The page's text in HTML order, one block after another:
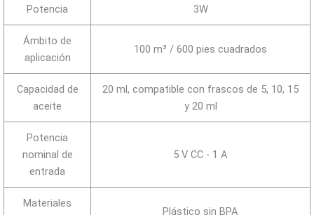
Potencia 3W
Ámbito de
aplicación
100 m³ / 600 pies cuadrados
Capacidad de
aceite
20 ml, compatible con frascos de 5, 10, 15
y 20 ml
Potencia
nominal de
entrada
5 V CC - 1 A
Materiales
Plástico sin BPA